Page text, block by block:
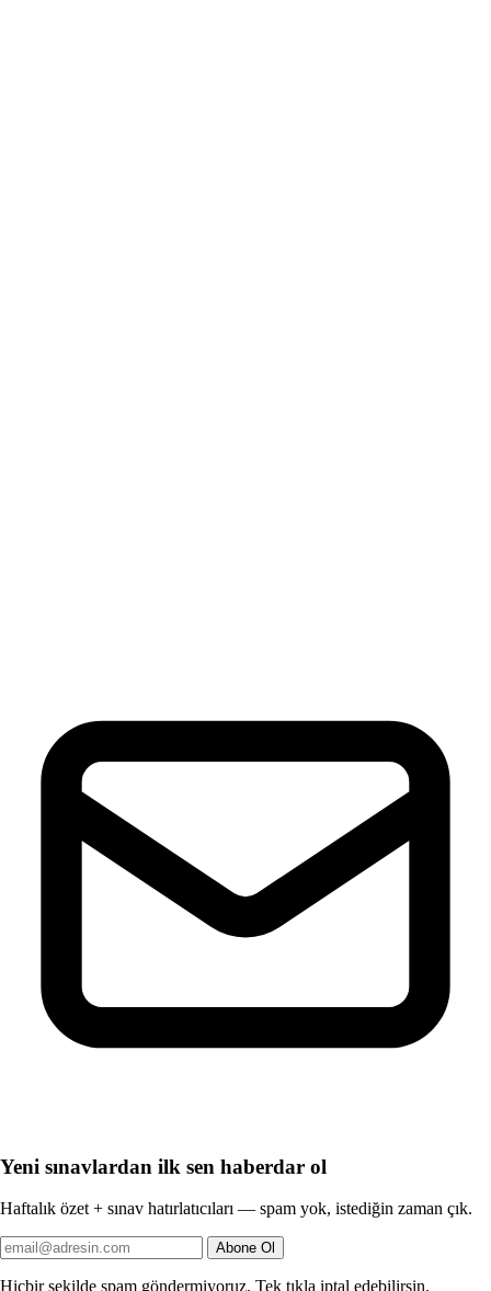
Yeni sınavlardan ilk sen haberdar ol
Haftalık özet + sınav hatırlatıcıları — spam yok, istediğin zaman çık.
Abone Ol
Hiçbir şekilde spam göndermiyoruz. Tek tıkla iptal edebilirsin.